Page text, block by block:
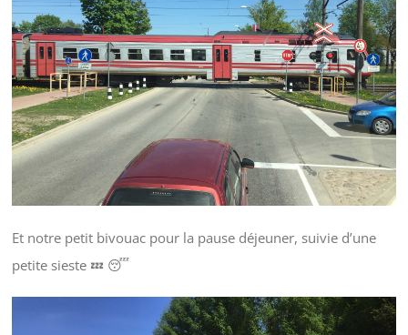
Et notre petit bivouac pour la pause déjeuner, suivie d’une
petite sieste 💤 😴